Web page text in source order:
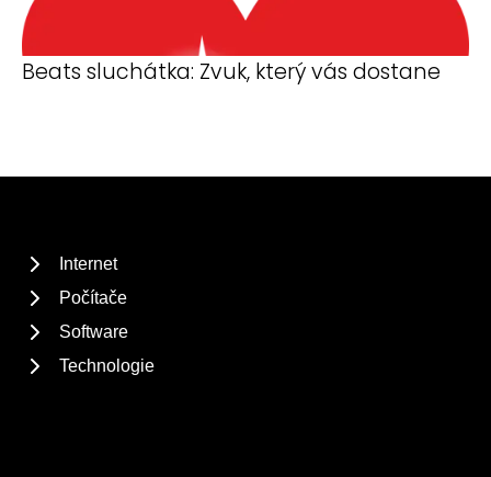
Beats sluchátka: Zvuk, který vás dostane
Internet
Počítače
Software
Technologie